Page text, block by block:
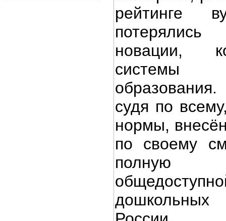
рейтинге
новации,
системы
судя по
нормы,
по своему
полную